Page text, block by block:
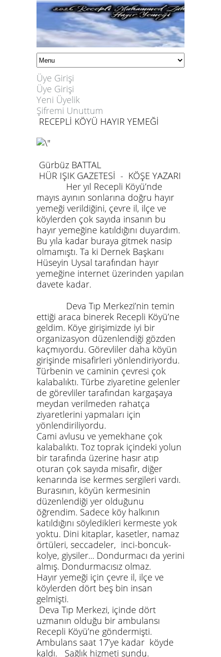
Üye Girişi
Üye Girişi
Yeni Üyelik
Şifremi Unuttum
RECEPLİ KÖYÜ HAYIR YEMEĞİ
Gürbüz BATTAL
HÜR IŞIK GAZETESİ - KÖŞE YAZARI
Her yıl Recepli Köyü’nde
mayıs ayının sonlarına doğru hayır
yemeği verildiğini, çevre il, ilçe ve
köylerden çok sayıda insanın bu
hayır yemeğine katıldığını duyardım.
Bu yıla kadar buraya gitmek nasip
olmamıştı. Ta ki Dernek Başkanı
Hüseyin Uysal tarafından hayır
yemeğine internet üzerinden yapılan
davete kadar.
Deva Tıp Merkezi’nin temin
ettiği araca binerek Recepli Köyü’ne
geldim. Köye girişimizde iyi bir
organizasyon düzenlendiği gözden
kaçmıyordu. Görevliler daha köyün
girişinde misafirleri yönlendiriyordu.
Türbenin ve caminin çevresi çok
kalabalıktı. Türbe ziyaretine gelenler
de görevliler tarafından kargaşaya
meydan verilmeden rahatça
ziyaretlerini yapmaları için
yönlendiriliyordu.
Cami avlusu ve yemekhane çok
kalabalıktı. Toz toprak içindeki yolun
bir tarafında üzerine hasır atıp
oturan çok sayıda misafir, diğer
kenarında ise kermes sergileri vardı.
Burasının, köyün kermesinin
düzenlendiği yer olduğunu
öğrendim. Sadece köy halkının
katıldığını söyledikleri kermeste yok
yoktu. Dini kitaplar, kasetler, namaz
örtüleri, seccadeler, inci-boncuk-
kolye, giysiler... Dondurmacı da yerini
almış. Dondurmacısız olmaz.
Hayır yemeği için çevre il, ilçe ve
köylerden dört beş bin insan
gelmişti.
Deva Tıp Merkezi, içinde dört
uzmanın olduğu bir ambulansı
Recepli Köyü’ne göndermişti.
Ambulans saat 17’ye kadar köyde
kaldı. Sağlık hizmeti sundu.